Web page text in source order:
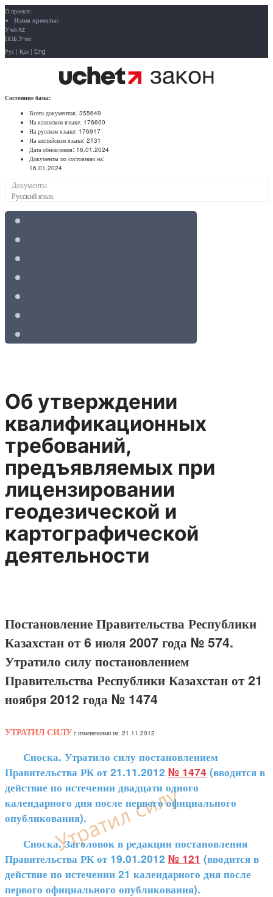
О проекте
Наши проекты:
Учёт.kz
ПОБ.Учёт
Рус | Қаз | Eng
Состояние базы:
Всего документов: 355649
На казахском языке: 176600
На русском языке: 176917
На английском языке: 2131
Дата обновления: 16.01.2024
Документы по состоянию на:
16.01.2024
Документы
Русский язык
Об утверждении
квалификационных
требований,
предъявляемых при
лицензировании
геодезической и
картографической
деятельности
Постановление Правительства Республики
Казахстан от 6 июля 2007 года № 574.
Утратило силу постановлением
Правительства Республики Казахстан от 21
ноября 2012 года № 1474
УТРАТИЛ СИЛУ с изменениями на: 21.11.2012
Сноска. Утратило силу постановлением
Правительства РК от 21.11.2012 № 1474 (вводится в
действие по истечении двадцати одного
календарного дня после первого официального
опубликования).
Сноска. Заголовок в редакции постановления
Правительства РК от 19.01.2012 № 121 (вводится в
действие по истечении 21 календарного дня после
первого официального опубликования).